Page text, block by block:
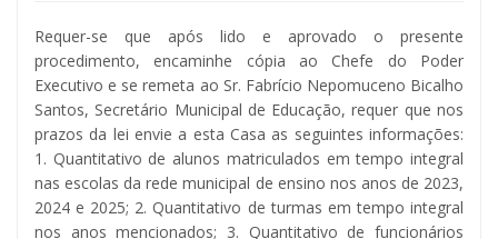
Requer-se que após lido e aprovado o presente
procedimento, encaminhe cópia ao Chefe do Poder
Executivo e se remeta ao Sr. Fabrício Nepomuceno Bicalho
Santos, Secretário Municipal de Educação, requer que nos
prazos da lei envie a esta Casa as seguintes informações:
1. Quantitativo de alunos matriculados em tempo integral
nas escolas da rede municipal de ensino nos anos de 2023,
2024 e 2025; 2. Quantitativo de turmas em tempo integral
nos anos mencionados; 3. Quantitativo de funcionários